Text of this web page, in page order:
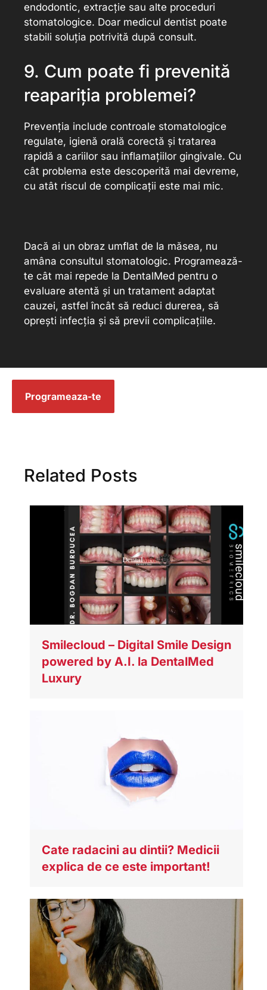
endodontic, extracție sau alte proceduri
stomatologice. Doar medicul dentist poate
stabili soluția potrivită după consult.
9. Cum poate fi prevenită
reapariția problemei?
Prevenția include controale stomatologice
regulate, igienă orală corectă și tratarea
rapidă a cariilor sau inflamațiilor gingivale. Cu
cât problema este descoperită mai devreme,
cu atât riscul de complicații este mai mic.
Dacă ai un obraz umflat de la măsea, nu
amâna consultul stomatologic. Programează-
te cât mai repede la DentalMed pentru o
evaluare atentă și un tratament adaptat
cauzei, astfel încât să reduci durerea, să
oprești infecția și să previi complicațiile.
Programeaza-te
Related Posts
Smilecloud – Digital Smile Design
powered by A.I. la DentalMed
Luxury
Cate radacini au dintii? Medicii
explica de ce este important!